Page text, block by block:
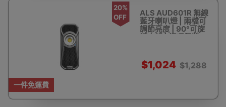
一件免運費
20%
OFF
ALS AUD601R 無線
藍牙喇叭燈 | 兩檔可
調節亮度 | 90°可旋
轉支架 | 輕巧便攜
$1,024 $1,288